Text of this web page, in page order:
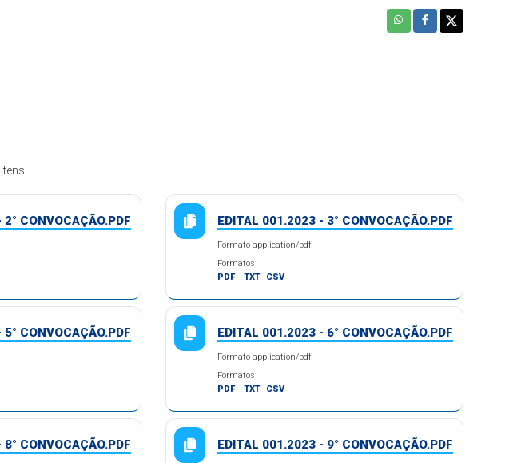
CONVOCAÇÃO.PDF EDITAL 001.2023 - 3° CONVOCAÇÃO.PDF
Formato application/pdf
Formatos
PDF
TXT CSV
CONVOCAÇÃO.PDF EDITAL 001.2023 - 6° CONVOCAÇÃO.PDF
Formato application/pdf
Formatos
PDF
TXT CSV
CONVOCAÇÃO.PDF EDITAL 001.2023 - 9° CONVOCAÇÃO.PDF